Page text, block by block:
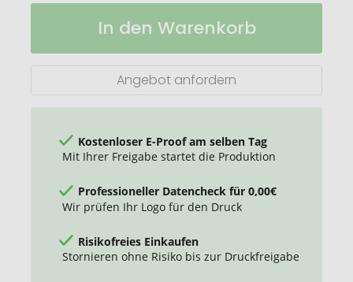
Promo
Auf
In den Warenkorb
Angebot anfordern
Kostenloser E-Proof am selben Tag
Mit Ihrer Freigabe startet die Produktion
Professioneller Datencheck für 0,00€
Wir prüfen Ihr Logo für den Druck
Risikofreies Einkaufen
Stornieren ohne Risiko bis zur Druckfreigabe